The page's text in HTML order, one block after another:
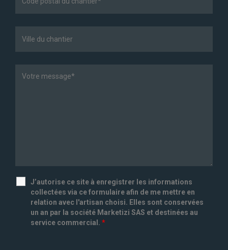
J’autorise ce site à enregistrer les informations
collectées via ce formulaire afin de me mettre en
relation avec l'artisan choisi. Elles sont conservées
un an par la société Marketizi SAS et destinées au
service commercial. *